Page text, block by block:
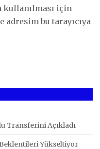
kullanılması için
adresim bu tarayıcıya
Transferini Açıkladı
Beklentileri Yükseltiyor